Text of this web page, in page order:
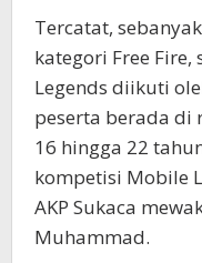
Tercatat,
kategori Free
Legends diikuti
peserta berada di
16 hingga 22
kompetisi Mobile
AKP Sukaca
Muhammad.